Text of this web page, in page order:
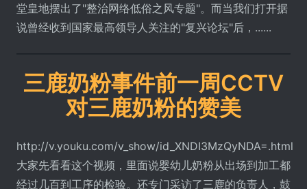
堂皇地摆出了"整治网络低俗之风专题"。而当我们打开据
说曾经收到国家最高领导人关注的"复兴论坛"后，......
三鹿奶粉事件前一周CCTV
对三鹿奶粉的赞美
http://v.youku.com/v_show/id_XNDI3MzQyNDA=.html
大家先看看这个视频，里面说婴幼儿奶粉从出场到加工都
经过几百到工序的检验。还专门采访了三鹿的负责人，鼓